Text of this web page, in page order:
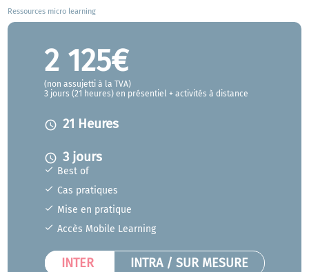
Ressources micro learning
INTER INTRA / SUR MESURE
Best of
Cas pratiques
Mise en pratique
Accès Mobile Learning
2 125€
(non assujetti à la TVA)
3 jours (21 heures) en présentiel + activités à distance
access_time 21 Heures
access_time 3 jours